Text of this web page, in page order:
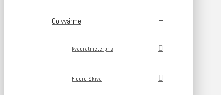
Golvvärme
Kvadratmeterpris
Flooré Skiva